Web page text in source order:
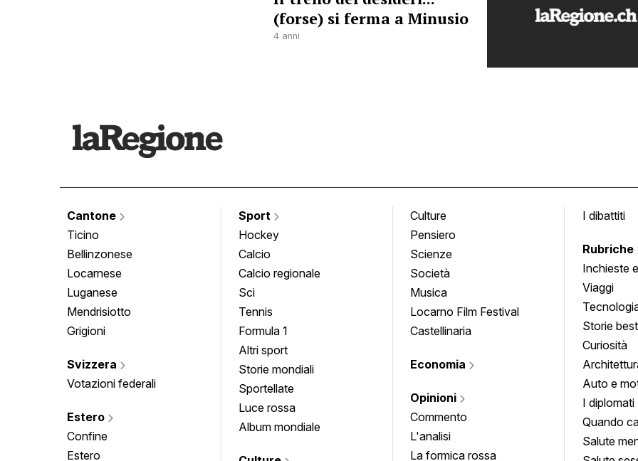
(forse) si ferma a Minusio
4 anni
Cantone
Ticino
Bellinzonese
Locarnese
Luganese
Mendrisiotto
Grigioni
Svizzera
Votazioni federali
Estero
Confine
Estero
Sport
Hockey
Calcio
Calcio regionale
Sci
Tennis
Formula 1
Altri sport
Storie mondiali
Sportellate
Luce rossa
Album mondiale
Culture
Pensiero
Scienze
Società
Musica
Locarno Film Festival
Castellinaria
Economia
Opinioni
Commento
L'analisi
La formica rossa
I dibattiti
Rubriche
Inchieste e
Viaggi
Storie
Curiosità
Auto e
I diplomati
Quando
Salute